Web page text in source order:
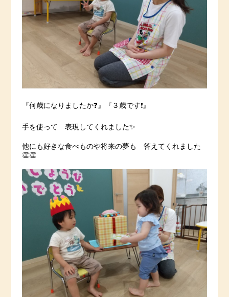
『何歳になりましたか❓』『３歳です❗️』
手を使って 表現してくれました✨
他にも好きな食べものや将来の夢も 答えてくれました
👏👏